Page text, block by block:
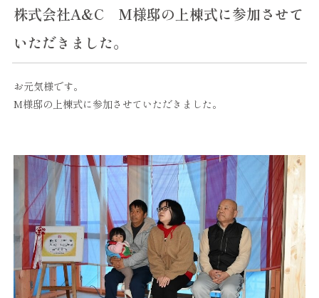
株式会社A&C M様邸の上棟式に参加させて
いただきました。
お元気様です。
M様邸の上棟式に参加させていただきました。